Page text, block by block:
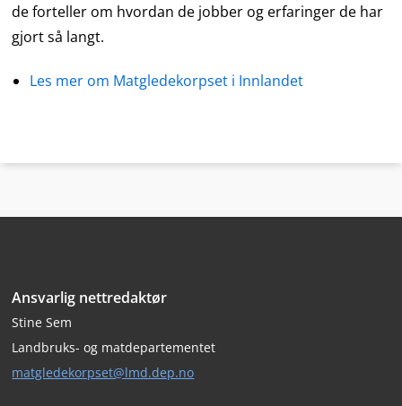
de forteller om hvordan de jobber og erfaringer de har
gjort så langt.
Les mer om Matgledekorpset i Innlandet
Ansvarlig nettredaktør
Stine Sem
Landbruks- og matdepartementet
matgledekorpset@lmd.dep.no